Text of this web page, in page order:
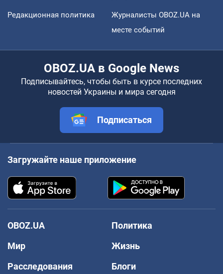
Редакционная политика
Журналисты OBOZ.UA на
месте событий
OBOZ.UA в Google News
Подписывайтесь, чтобы быть в курсе последних
новостей Украины и мира сегодня
Подписаться
Загружайте наше приложение
OBOZ.UA
Политика
Мир
Жизнь
Расследования
Блоги